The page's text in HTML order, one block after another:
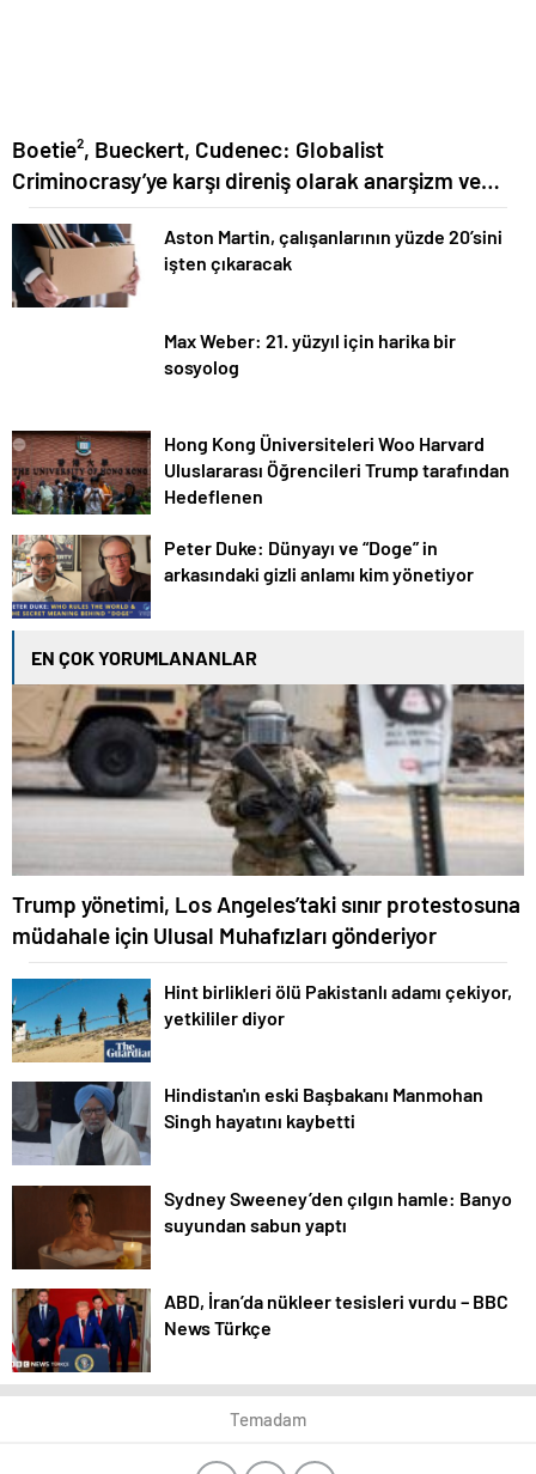
Boetie², Bueckert, Cudenec: Globalist
Criminocrasy’ye karşı direniş olarak anarşizm ve
gönüllülük
Aston Martin, çalışanlarının yüzde 20’sini
işten çıkaracak
Max Weber: 21. yüzyıl için harika bir
sosyolog
Hong Kong Üniversiteleri Woo Harvard
Uluslararası Öğrencileri Trump tarafından
Hedeflenen
Peter Duke: Dünyayı ve “Doge” in
arkasındaki gizli anlamı kim yönetiyor
EN ÇOK YORUMLANANLAR
Trump yönetimi, Los Angeles’taki sınır protestosuna
müdahale için Ulusal Muhafızları gönderiyor
Hint birlikleri ölü Pakistanlı adamı çekiyor,
yetkililer diyor
Hindistan'ın eski Başbakanı Manmohan
Singh hayatını kaybetti
Sydney Sweeney’den çılgın hamle: Banyo
suyundan sabun yaptı
ABD, İran’da nükleer tesisleri vurdu – BBC
News Türkçe
Temadam